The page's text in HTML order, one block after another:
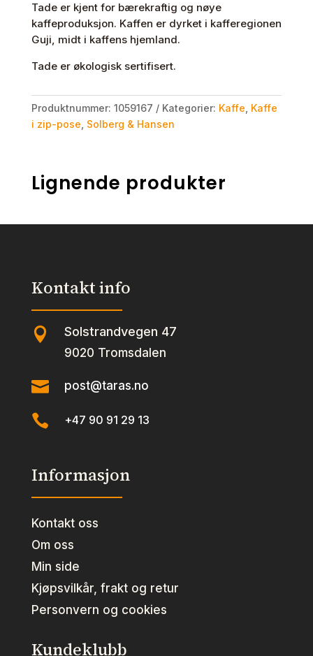
Tade er kjent for bærekraftig og nøye
kaffeproduksjon. Kaffen er dyrket i kafferegionen
Guji, midt i kaffens hjemland.
Tade er økologisk sertifisert.
Produktnummer: 1059167 Kategorier: Kaffe Kaffe
i zip-pose Solberg & Hansen
Lignende produkter
Kontakt info
 Solstrandvegen 47
9020 Tromsdalen
 post@taras.no
 +47 90 91 29 13
Informasjon
Kontakt oss
Om oss
Min side
Kjøpsvilkår, frakt og retur
Personvern og cookies
Kundeklubb